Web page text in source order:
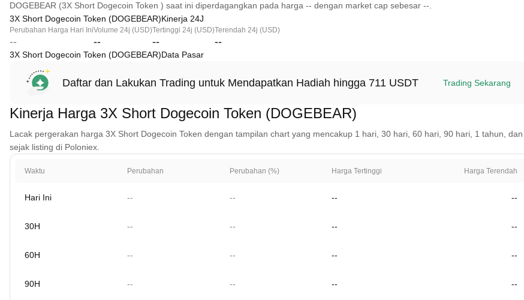
DOGEBEAR (3X Short Dogecoin Token ) saat ini diperdagangkan pada harga -- dengan market cap sebesar --.
3X Short Dogecoin Token (DOGEBEAR)Kinerja 24J
Perubahan Harga Hari Ini
--
Volume 24j (USD)
--
Tertinggi 24j (USD)
--
Terendah 24j (USD)
--
3X Short Dogecoin Token (DOGEBEAR)Data Pasar
Daftar dan Lakukan Trading untuk Mendapatkan Hadiah hingga 711 USDT Trading Sekarang
Kinerja Harga 3X Short Dogecoin Token (DOGEBEAR)
Lacak pergerakan harga 3X Short Dogecoin Token dengan tampilan chart yang mencakup 1 hari, 30 hari, 60 hari, 90 hari, 1 tahun, dan
sejak listing di Poloniex.
Waktu Perubahan Perubahan (%) Harga Tertinggi Harga Terendah
Hari Ini -- -- -- --
30H -- -- -- --
60H -- -- -- --
90H -- -- -- --